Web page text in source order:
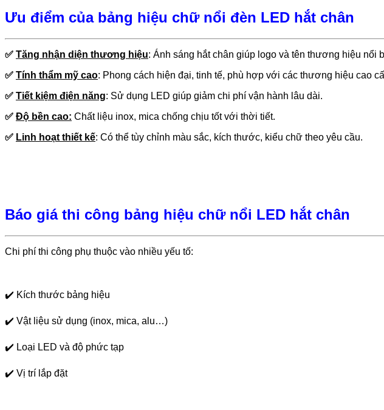
Ưu điểm của bảng hiệu chữ nổi đèn LED hắt chân
✅ Tăng nhận diện thương hiệu: Ánh sáng hắt chân giúp logo và tên thương hiệu nổi
✅ Tính thẩm mỹ cao: Phong cách hiện đại, tinh tế, phù hợp với các thương hiệu cao
✅ Tiết kiệm điện năng: Sử dụng LED giúp giảm chi phí vận hành lâu dài.
✅ Độ bền cao: Chất liệu inox, mica chống chịu tốt với thời tiết.
✅ Linh hoạt thiết kế: Có thể tùy chỉnh màu sắc, kích thước, kiểu chữ theo yêu cầu.
Báo giá thi công bảng hiệu chữ nổi LED hắt chân
Chi phí thi công phụ thuộc vào nhiều yếu tố:
✔️ Kích thước bảng hiệu
✔️ Vật liệu sử dụng (inox, mica, alu…)
✔️ Loại LED và độ phức tạp
✔️ Vị trí lắp đặt